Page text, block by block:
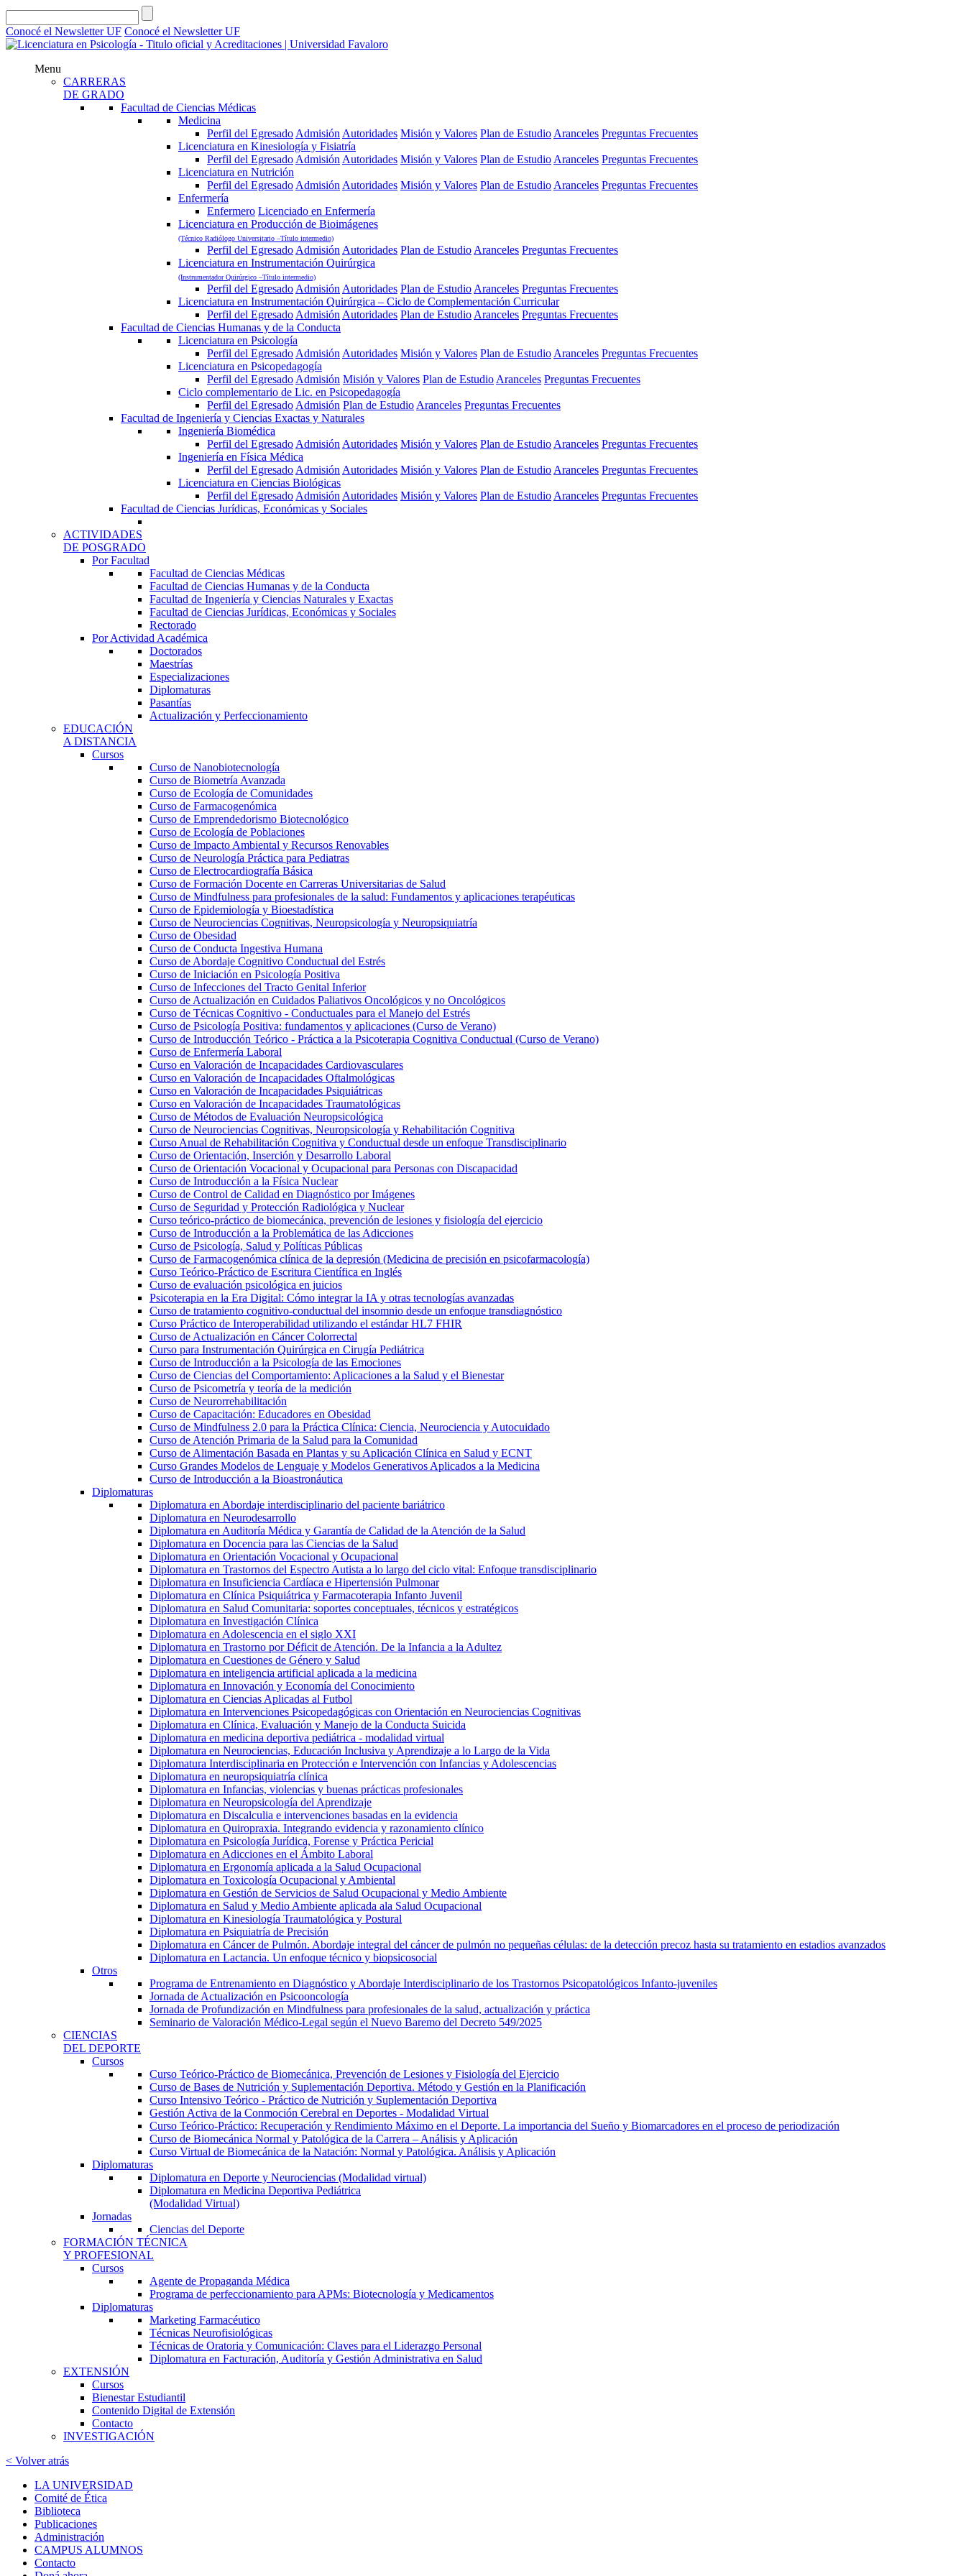
Conocé el Newsletter UF Conocé el Newsletter UF
Menu
CARRERAS
DE GRADO
Facultad de Ciencias Médicas
Medicina
Perfil del Egresado Admisión Autoridades Misión y Valores Plan de Estudio Aranceles Preguntas Frecuentes
Licenciatura en Kinesiología y Fisiatría
Perfil del Egresado Admisión Autoridades Misión y Valores Plan de Estudio Aranceles Preguntas Frecuentes
Licenciatura en Nutrición
Perfil del Egresado Admisión Autoridades Misión y Valores Plan de Estudio Aranceles Preguntas Frecuentes
Enfermería
Enfermero Licenciado en Enfermería
Licenciatura en Producción de Bioimágenes
(Técnico Radiólogo Universitario –Título intermedio)
Perfil del Egresado Admisión Autoridades Plan de Estudio Aranceles Preguntas Frecuentes
Licenciatura en Instrumentación Quirúrgica
(Instrumentador Quirúrgico –Título intermedio)
Perfil del Egresado Admisión Autoridades Plan de Estudio Aranceles Preguntas Frecuentes
Licenciatura en Instrumentación Quirúrgica – Ciclo de Complementación Curricular
Perfil del Egresado Admisión Autoridades Plan de Estudio Aranceles Preguntas Frecuentes
Facultad de Ciencias Humanas y de la Conducta
Licenciatura en Psicología
Perfil del Egresado Admisión Autoridades Misión y Valores Plan de Estudio Aranceles Preguntas Frecuentes
Licenciatura en Psicopedagogía
Perfil del Egresado Admisión Misión y Valores Plan de Estudio Aranceles Preguntas Frecuentes
Ciclo complementario de Lic. en Psicopedagogía
Perfil del Egresado Admisión Plan de Estudio Aranceles Preguntas Frecuentes
Facultad de Ingeniería y Ciencias Exactas y Naturales
Ingeniería Biomédica
Perfil del Egresado Admisión Autoridades Misión y Valores Plan de Estudio Aranceles Preguntas Frecuentes
Ingeniería en Física Médica
Perfil del Egresado Admisión Autoridades Misión y Valores Plan de Estudio Aranceles Preguntas Frecuentes
Licenciatura en Ciencias Biológicas
Perfil del Egresado Admisión Autoridades Misión y Valores Plan de Estudio Aranceles Preguntas Frecuentes
Facultad de Ciencias Jurídicas, Económicas y Sociales
ACTIVIDADES
DE POSGRADO
Por Facultad
Facultad de Ciencias Médicas
Facultad de Ciencias Humanas y de la Conducta
Facultad de Ingeniería y Ciencias Naturales y Exactas
Facultad de Ciencias Jurídicas, Económicas y Sociales
Rectorado
Por Actividad Académica
Doctorados
Maestrías
Especializaciones
Diplomaturas
Pasantías
Actualización y Perfeccionamiento
EDUCACIÓN
A DISTANCIA
Cursos
Curso de Nanobiotecnología
Curso de Biometría Avanzada
Curso de Ecología de Comunidades
Curso de Farmacogenómica
Curso de Emprendedorismo Biotecnológico
Curso de Ecología de Poblaciones
Curso de Impacto Ambiental y Recursos Renovables
Curso de Neurología Práctica para Pediatras
Curso de Electrocardiografía Básica
Curso de Formación Docente en Carreras Universitarias de Salud
Curso de Mindfulness para profesionales de la salud: Fundamentos y aplicaciones terapéuticas
Curso de Epidemiología y Bioestadística
Curso de Neurociencias Cognitivas, Neuropsicología y Neuropsiquiatría
Curso de Obesidad
Curso de Conducta Ingestiva Humana
Curso de Abordaje Cognitivo Conductual del Estrés
Curso de Iniciación en Psicología Positiva
Curso de Infecciones del Tracto Genital Inferior
Curso de Actualización en Cuidados Paliativos Oncológicos y no Oncológicos
Curso de Técnicas Cognitivo - Conductuales para el Manejo del Estrés
Curso de Psicología Positiva: fundamentos y aplicaciones (Curso de Verano)
Curso de Introducción Teórico - Práctica a la Psicoterapia Cognitiva Conductual (Curso de Verano)
Curso de Enfermería Laboral
Curso en Valoración de Incapacidades Cardiovasculares
Curso en Valoración de Incapacidades Oftalmológicas
Curso en Valoración de Incapacidades Psiquiátricas
Curso en Valoración de Incapacidades Traumatológicas
Curso de Métodos de Evaluación Neuropsicológica
Curso de Neurociencias Cognitivas, Neuropsicología y Rehabilitación Cognitiva
Curso Anual de Rehabilitación Cognitiva y Conductual desde un enfoque Transdisciplinario
Curso de Orientación, Inserción y Desarrollo Laboral
Curso de Orientación Vocacional y Ocupacional para Personas con Discapacidad
Curso de Introducción a la Física Nuclear
Curso de Control de Calidad en Diagnóstico por Imágenes
Curso de Seguridad y Protección Radiológica y Nuclear
Curso teórico-práctico de biomecánica, prevención de lesiones y fisiología del ejercicio
Curso de Introducción a la Problemática de las Adicciones
Curso de Psicología, Salud y Políticas Públicas
Curso de Farmacogenómica clínica de la depresión (Medicina de precisión en psicofarmacología)
Curso Teórico-Práctico de Escritura Científica en Inglés
Curso de evaluación psicológica en juicios
Psicoterapia en la Era Digital: Cómo integrar la IA y otras tecnologías avanzadas
Curso de tratamiento cognitivo-conductual del insomnio desde un enfoque transdiagnóstico
Curso Práctico de Interoperabilidad utilizando el estándar HL7 FHIR
Curso de Actualización en Cáncer Colorrectal
Curso para Instrumentación Quirúrgica en Cirugía Pediátrica
Curso de Introducción a la Psicología de las Emociones
Curso de Ciencias del Comportamiento: Aplicaciones a la Salud y el Bienestar
Curso de Psicometría y teoría de la medición
Curso de Neurorrehabilitación
Curso de Capacitación: Educadores en Obesidad
Curso de Mindfulness 2.0 para la Práctica Clínica: Ciencia, Neurociencia y Autocuidado
Curso de Atención Primaria de la Salud para la Comunidad
Curso de Alimentación Basada en Plantas y su Aplicación Clínica en Salud y ECNT
Curso Grandes Modelos de Lenguaje y Modelos Generativos Aplicados a la Medicina
Curso de Introducción a la Bioastronáutica
Diplomaturas
Diplomatura en Abordaje interdisciplinario del paciente bariátrico
Diplomatura en Neurodesarrollo
Diplomatura en Auditoría Médica y Garantía de Calidad de la Atención de la Salud
Diplomatura en Docencia para las Ciencias de la Salud
Diplomatura en Orientación Vocacional y Ocupacional
Diplomatura en Trastornos del Espectro Autista a lo largo del ciclo vital: Enfoque transdisciplinario
Diplomatura en Insuficiencia Cardíaca e Hipertensión Pulmonar
Diplomatura en Clínica Psiquiátrica y Farmacoterapia Infanto Juvenil
Diplomatura en Salud Comunitaria: soportes conceptuales, técnicos y estratégicos
Diplomatura en Investigación Clínica
Diplomatura en Adolescencia en el siglo XXI
Diplomatura en Trastorno por Déficit de Atención. De la Infancia a la Adultez
Diplomatura en Cuestiones de Género y Salud
Diplomatura en inteligencia artificial aplicada a la medicina
Diplomatura en Innovación y Economía del Conocimiento
Diplomatura en Ciencias Aplicadas al Futbol
Diplomatura en Intervenciones Psicopedagógicas con Orientación en Neurociencias Cognitivas
Diplomatura en Clínica, Evaluación y Manejo de la Conducta Suicida
Diplomatura en medicina deportiva pediátrica - modalidad virtual
Diplomatura en Neurociencias, Educación Inclusiva y Aprendizaje a lo Largo de la Vida
Diplomatura Interdisciplinaria en Protección e Intervención con Infancias y Adolescencias
Diplomatura en neuropsiquiatría clínica
Diplomatura en Infancias, violencias y buenas prácticas profesionales
Diplomatura en Neuropsicología del Aprendizaje
Diplomatura en Discalculia e intervenciones basadas en la evidencia
Diplomatura en Quiropraxia. Integrando evidencia y razonamiento clínico
Diplomatura en Psicología Jurídica, Forense y Práctica Pericial
Diplomatura en Adicciones en el Ámbito Laboral
Diplomatura en Ergonomía aplicada a la Salud Ocupacional
Diplomatura en Toxicología Ocupacional y Ambiental
Diplomatura en Gestión de Servicios de Salud Ocupacional y Medio Ambiente
Diplomatura en Salud y Medio Ambiente aplicada ala Salud Ocupacional
Diplomatura en Kinesiología Traumatológica y Postural
Diplomatura en Psiquiatría de Precisión
Diplomatura en Cáncer de Pulmón. Abordaje integral del cáncer de pulmón no pequeñas células: de la detección precoz hasta su tratamiento en estadios avanzados
Diplomatura en Lactancia. Un enfoque técnico y biopsicosocial
Otros
Programa de Entrenamiento en Diagnóstico y Abordaje Interdisciplinario de los Trastornos Psicopatológicos Infanto-juveniles
Jornada de Actualización en Psicooncología
Jornada de Profundización en Mindfulness para profesionales de la salud, actualización y práctica
Seminario de Valoración Médico-Legal según el Nuevo Baremo del Decreto 549/2025
CIENCIAS
DEL DEPORTE
Cursos
Curso Teórico-Práctico de Biomecánica, Prevención de Lesiones y Fisiología del Ejercicio
Curso de Bases de Nutrición y Suplementación Deportiva. Método y Gestión en la Planificación
Curso Intensivo Teórico - Práctico de Nutrición y Suplementación Deportiva
Gestión Activa de la Conmoción Cerebral en Deportes - Modalidad Virtual
Curso Teórico-Práctico: Recuperación y Rendimiento Máximo en el Deporte. La importancia del Sueño y Biomarcadores en el proceso de periodización
Curso de Biomecánica Normal y Patológica de la Carrera – Análisis y Aplicación
Curso Virtual de Biomecánica de la Natación: Normal y Patológica. Análisis y Aplicación
Diplomaturas
Diplomatura en Deporte y Neurociencias (Modalidad virtual)
Diplomatura en Medicina Deportiva Pediátrica
(Modalidad Virtual)
Jornadas
Ciencias del Deporte
FORMACIÓN TÉCNICA
Y PROFESIONAL
Cursos
Agente de Propaganda Médica
Programa de perfeccionamiento para APMs: Biotecnología y Medicamentos
Diplomaturas
Marketing Farmacéutico
Técnicas Neurofisiológicas
Técnicas de Oratoria y Comunicación: Claves para el Liderazgo Personal
Diplomatura en Facturación, Auditoría y Gestión Administrativa en Salud
EXTENSIÓN
Cursos
Bienestar Estudiantil
Contenido Digital de Extensión
Contacto
INVESTIGACIÓN
< Volver atrás
LA UNIVERSIDAD
Comité de Ética
Biblioteca
Publicaciones
Administración
CAMPUS ALUMNOS
Contacto